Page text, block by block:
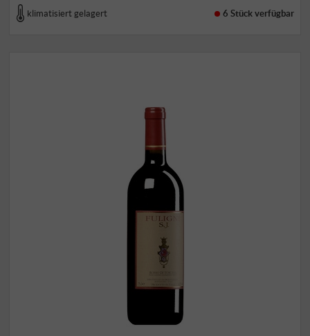
klimatisiert gelagert 6 Stückverfügbar